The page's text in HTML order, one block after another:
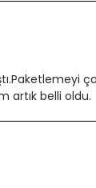
artık belli oldu.